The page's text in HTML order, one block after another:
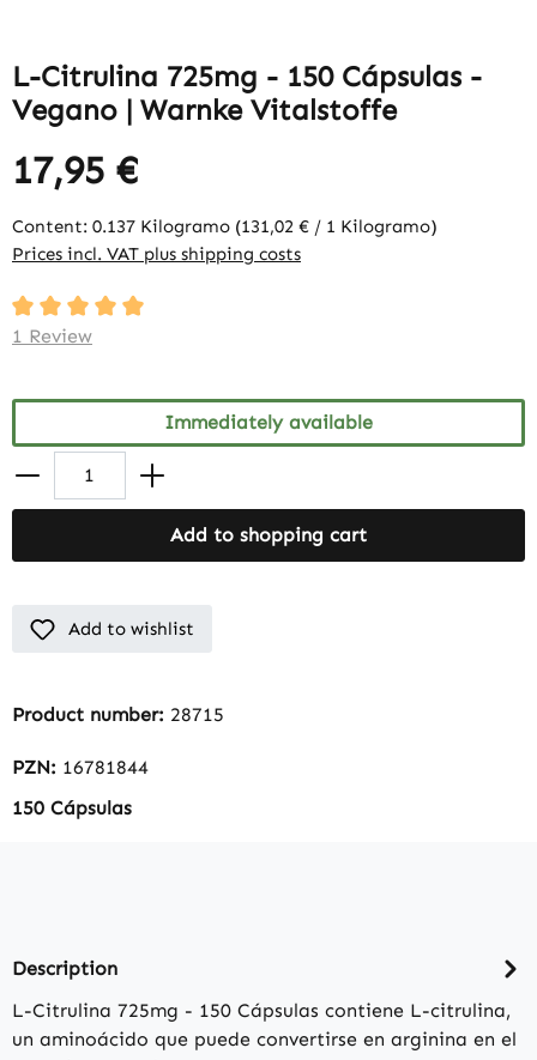
L-Citrulina 725mg - 150 Cápsulas -
Vegano | Warnke Vitalstoffe
17,95 €
Content: 0.137 Kilogramo (131,02 € / 1 Kilogramo)
Prices incl. VAT plus shipping costs
Average rating of 5 out of 5 stars
1 Review
Immediately available
Add to shopping cart
Add to wishlist
Product number: 28715
PZN: 16781844
150 Cápsulas
Description
L-Citrulina 725mg - 150 Cápsulas contiene L-citrulina,
un aminoácido que puede convertirse en arginina en el